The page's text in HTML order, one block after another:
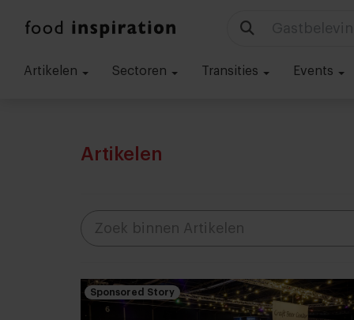
Artikelen Sectoren Transities Events
Artikelen
Sponsored Story